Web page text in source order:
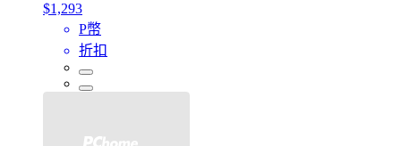
$1,293
P幣
折扣